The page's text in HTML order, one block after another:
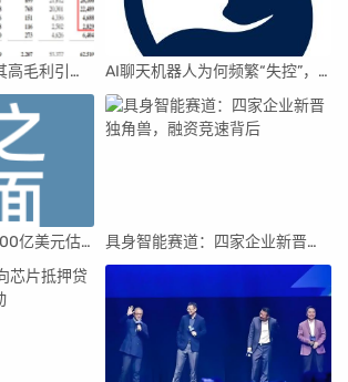
携程财报亮眼，但其高毛利引发行业争议 AI聊天机器人为何频繁“失控”，背后原因及解决方案解析
月之暗面：两年超100亿美元估值，K2.5引领AI新纪元 具身智能赛道：四家企业新晋独角兽，融资竞速背后